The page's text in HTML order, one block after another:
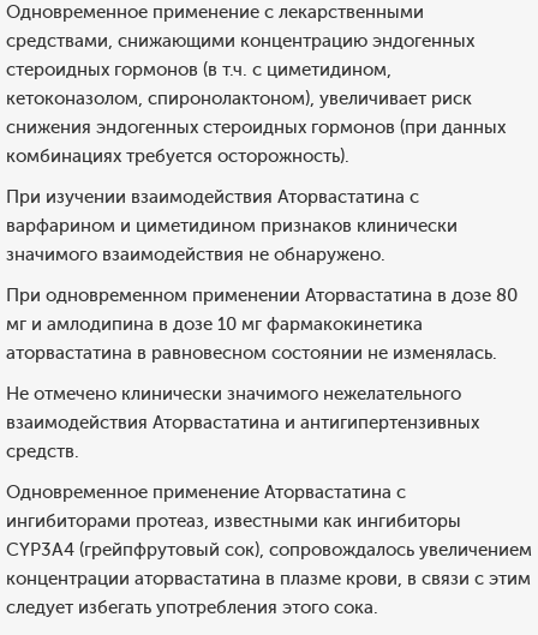
Одновременное применение с лекарственными
средствами, снижающими концентрацию эндогенных
стероидных гормонов (в т.ч. с циметидином,
кетоконазолом, спиронолактоном), увеличивает риск
снижения эндогенных стероидных гормонов (при данных
комбинациях требуется осторожность).
При изучении взаимодействия Аторвастатина с
варфарином и циметидином признаков клинически
значимого взаимодействия не обнаружено.
При одновременном применении Аторвастатина в дозе 80
мг и амлодипина в дозе 10 мг фармакокинетика
аторвастатина в равновесном состоянии не изменялась.
Не отмечено клинически значимого нежелательного
взаимодействия Аторвастатина и антигипертензивных
средств.
Одновременное применение Аторвастатина с
ингибиторами протеаз, известными как ингибиторы
CYP3А4 (грейпфрутовый сок), сопровождалось увеличением
концентрации аторвастатина в плазме крови, в связи с этим
следует избегать употребления этого сока.